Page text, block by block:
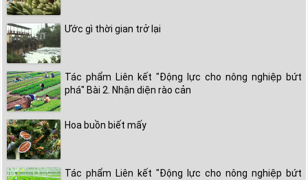
Ước gì thời gian trở lại
Tác phẩm Liên kết "Động lực cho nông nghiệp bứt
phá" Bài 2. Nhận diện rào cản
Hoa buồn biết mấy
Tác phẩm Liên kết "Động lực cho nông nghiệp bứt